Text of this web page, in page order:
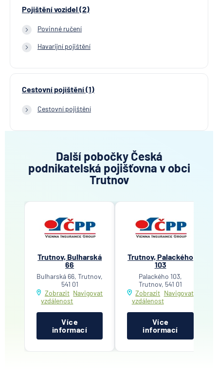
Pojištění vozidel (2)
Povinné ručení
Havarijní pojištění
Cestovní pojištění (1)
Cestovní pojištění
Další pobočky Česká
podnikatelská pojišťovna v obci
Trutnov
Trutnov, Bulharská
66
Bulharská 66, Trutnov,
541 01
Zobrazit
vzdálenost
Navigovat
Více
informací
Trutnov, Palackého
103
Palackého 103,
Trutnov, 541 01
Zobrazit
vzdálenost
Navigovat
Více
informací